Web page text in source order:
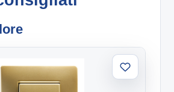
Aggiungi
alla